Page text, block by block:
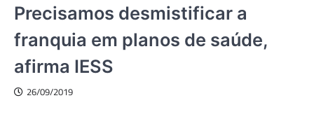
Precisamos desmistificar a
franquia em planos de saúde,
afirma IESS
26/09/2019